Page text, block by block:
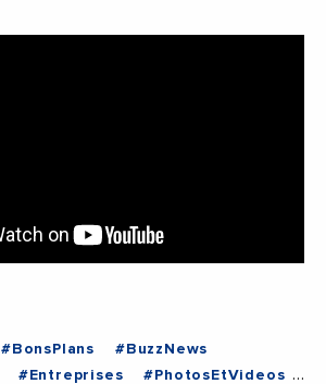
#BonsPlans
#BuzzNews
#Entreprises
#PhotosEtVideos